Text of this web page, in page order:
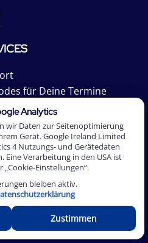
für Deine Termine
buchen
Kalender
Terminbuchungstool
Bridge Anleitung
Kalender
es?" für Gastronomie
Analytics
wir Daten zur Seitenoptimierung
Gerät. Google Ireland Limited
4 Nutzungs- und Gerätedaten
Verarbeitung in den USA ist
Einstellungen“.
bleiben aktiv.
Zustimmen